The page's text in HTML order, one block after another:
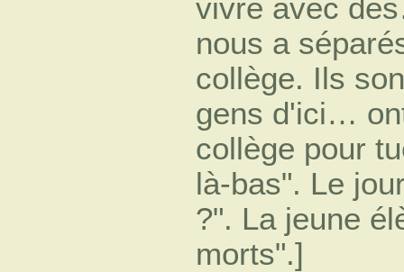
vivre avec
nous a
collège. Ils
gens d'ici…
collège pour
là-bas". Le
?". La jeune
morts".]